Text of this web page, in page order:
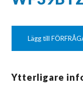
Lägg till
Ytterligare